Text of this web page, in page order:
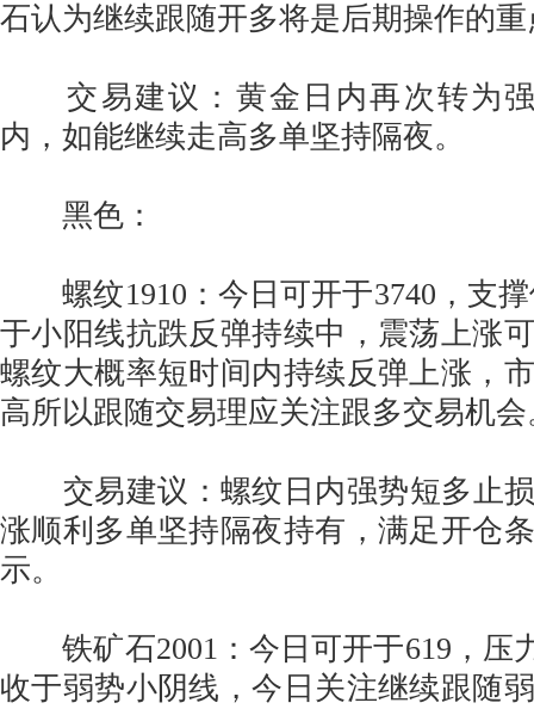
石认为继续跟随开多将是后期操作的
交易建议：黄金日内再次转为强
内，如能继续走高多单坚持隔夜。
黑色：
螺纹1910：今日可开于3740，支撑
于小阳线抗跌反弹持续中，震荡上涨
螺纹大概率短时间内持续反弹上涨，
高所以跟随交易理应关注跟多交易机会
交易建议：螺纹日内强势短多止损
涨顺利多单坚持隔夜持有，满足开仓
示。
铁矿石2001：今日可开于619，压
收于弱势小阴线，今日关注继续跟随